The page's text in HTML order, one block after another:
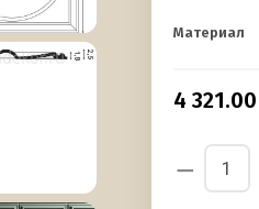
Материал
4 321.00
−